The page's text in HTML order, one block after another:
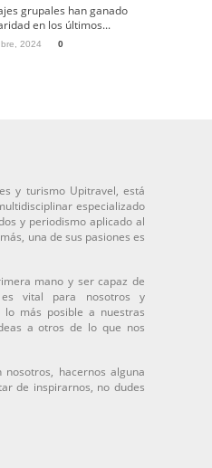
grupales han ganado
en los últimos...
2024 0
y turismo Upitravel, está
especializado
y periodismo aplicado al
una de sus pasiones es
mano y ser capaz de
vital para nosotros y
más posible a nuestras
a otros de lo que nos
hacernos alguna
de inspirarnos, no dudes